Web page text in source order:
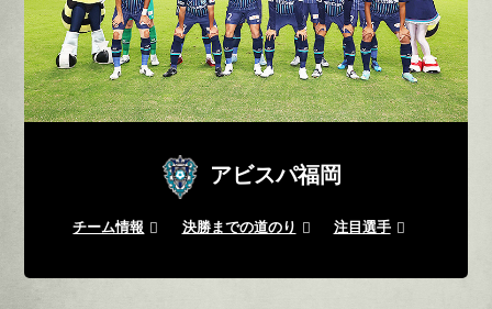
アビスパ福岡
チーム情報 決勝までの道のり 注目選手